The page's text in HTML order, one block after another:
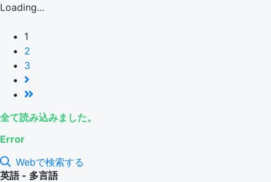
Loading...
1
2
3
全て読み込みました。
Error
Webで検索する
英語 - 多言語